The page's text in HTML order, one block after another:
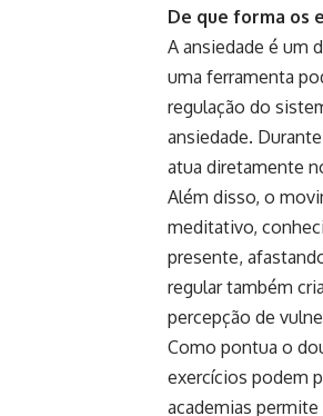
De que forma os
A ansiedade é um
uma ferramenta
regulação do
ansiedade.
atua diretamente
Além disso, o
meditativo,
presente,
regular também
percepção de
Como pontua o
exercícios podem
academias